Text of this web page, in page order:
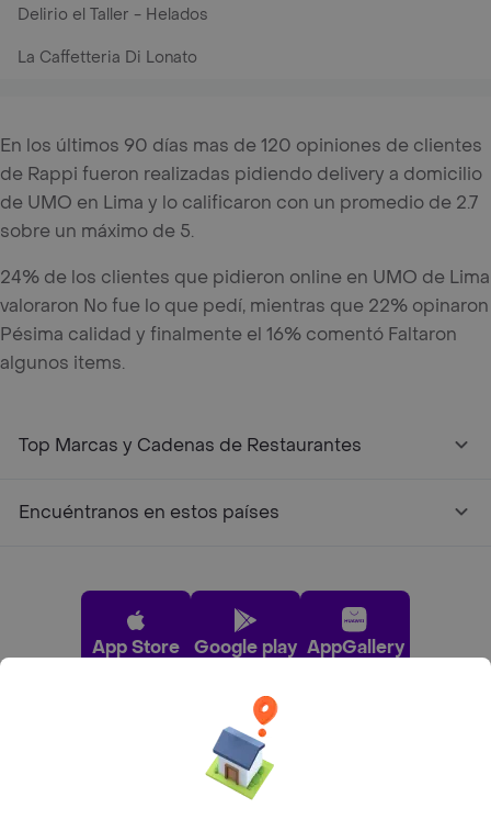
Delirio el Taller - Helados
La Caffetteria Di Lonato
En los últimos 90 días mas de 120 opiniones de clientes
de Rappi fueron realizadas pidiendo delivery a domicilio
de UMO en Lima y lo calificaron con un promedio de 2.7
sobre un máximo de 5.
24% de los clientes que pidieron online en UMO de Lima
valoraron No fue lo que pedí, mientras que 22% opinaron
Pésima calidad y finalmente el 16% comentó Faltaron
algunos items.
Top Marcas y Cadenas de Restaurantes
Encuéntranos en estos países
App Store Google play AppGallery
Pide tu comida favorita cerca de ti